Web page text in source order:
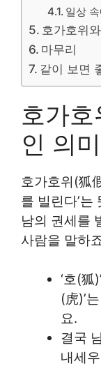
일상
호가호위
마무리
같이 보면
호가
인 의미
호가호위(狐
를 빌린다’는
남의 권세를
사람을 말하
‘호(狐
(虎)’
요.
결국
내세